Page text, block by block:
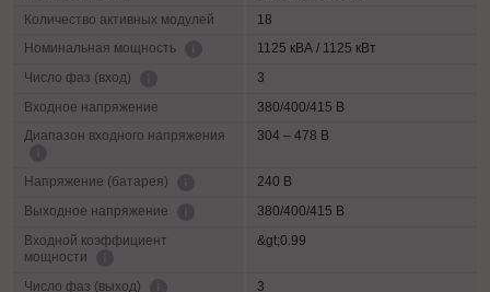
Количество активных модулей
18
Номинальная мощность
1125 кВА / 1125 кВт
Число фаз (вход)
3
Входное напряжение
380/400/415 В
Диапазон входного напряжения
304 – 478 В
Напряжение (батарея)
240 В
Выходное напряжение
380/400/415 В
Входной коэффициент
мощности
&gt;0.99
Число фаз (выход)
3